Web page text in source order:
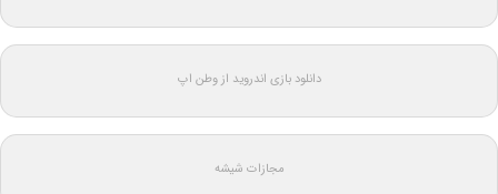
دانلود بازی اندروید از وطن اپ
مجازات شیشه